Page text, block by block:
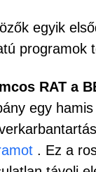
egyik
programok
RAT a
egy
. Ez a